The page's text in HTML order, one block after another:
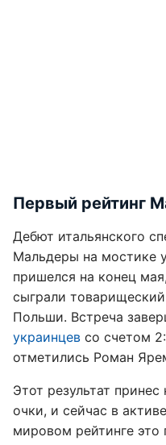
Первый рейтинг
Дебют итальянского
Мальдеры на мостике
пришелся на конец
сыграли
Польши. Встреча
украинцев со счетом
отметились Роман
Этот результат
очки, и сейчас в
мировом рейтинге это